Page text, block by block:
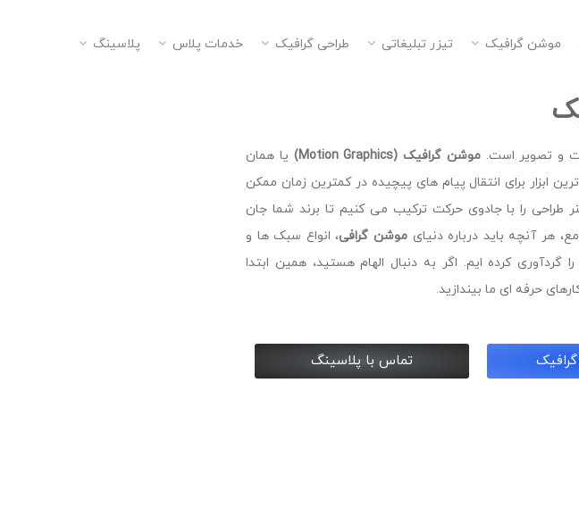
موشن گرافیک تیزر تبلیغاتی طراحی گرافیک خدمات پلاس پلاسینگ
و تصویر است.موشن گرافیک (Motion Graphics)
یا همان
ابزار برای انتقال پیام های پیچیده در کمترین زمان ممکن
طراحی را با جادوی حرکت ترکیب می کنیم تا برند شما جان
هر آنچه باید درباره دنیای موشن گرافی، انواع سبک ها و
گردآوری کرده ایم. اگر به دنبال الهام هستید، همین ابتدا
حرفه ای ما بیندازید.
تماس با پلاسینگ